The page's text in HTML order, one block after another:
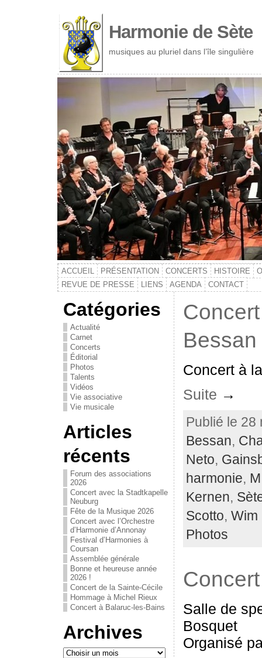
Harmonie de Sète
musiques au pluriel dans l’île singulière
ACCUEIL PRÉSENTATION CONCERTS HISTOIRE
REVUE DE PRESSE
LIENS AGENDA CONTACT
Catégories
Actualité
Carnet
Concerts
Éditorial
Photos
Talents
Vidéos
Vie associative
Vie musicale
Articles
récents
Forum des associations
2026
Concert avec la Stadtkapelle
Neuburg
Fête de la Musique 2026
Concert avec l’Orchestre
d’Harmonie d’Annonay
Festival d’Harmonies à
Coursan
Assemblée générale
Bonne et heureuse année
2026 !
Concert de la Sainte-Cécile
Hommage à Michel Rieux
Concert à Balaruc-les-Bains
Archives
Bessan
Concert à
Suite →
Publié le
Bessan,
Neto,
harmonie,
Kernen,
Scotto, Wim
Photos
Salle de
Bosquet
Organisé